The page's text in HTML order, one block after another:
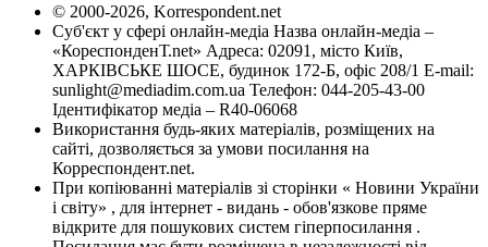
© 2000-2026, Korrespondent.net
Суб'єкт у сфері онлайн-медіа Назва онлайн-медіа –
«КореспонденТ.net» Адреса: 02091, місто Київ,
ХАРКІВСЬКЕ ШОСЕ, будинок 172-Б, офіс 208/1 E-mail:
sunlight@mediadim.com.ua Телефон: 044-205-43-00
Ідентифікатор медіа – R40-06068
Використання будь-яких матеріалів, розміщених на
сайті, дозволяється за умови посилання на
Корреспондент.net.
При копіюванні матеріалів зі сторінки « Новини України
і світу» , для інтернет - видань - обов'язкове пряме
відкрите для пошукових систем гіперпосилання .